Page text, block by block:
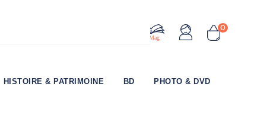
0
Le Mag
HISTOIRE & PATRIMOINE BD PHOTO & DVD